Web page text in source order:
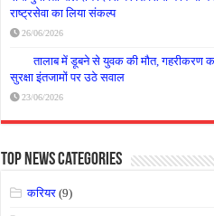
राष्ट्रसेवा का लिया संकल्प
26/06/2026
तालाब में डूबने से युवक की मौत, गहरीकरण
सुरक्षा इंतजामों पर उठे सवाल
23/06/2026
Top News Categories
करियर (9)